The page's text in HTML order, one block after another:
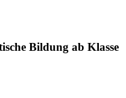
Bildung ab Klasse